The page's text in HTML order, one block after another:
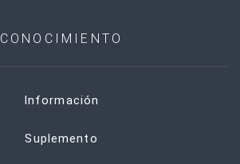
CONOCIMIENTO
Información
Suplemento